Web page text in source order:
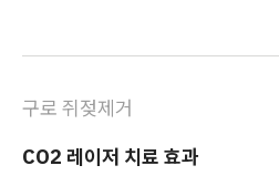
구로 쥐젖제거
CO2 레이저 치료 효과